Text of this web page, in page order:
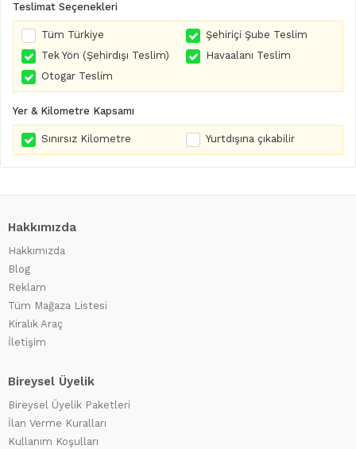
Teslimat Seçenekleri
Tüm Türkiye
Şehiriçi Şube Teslim
Tek Yön (Şehirdışı Teslim)
Havaalanı Teslim
Otogar Teslim
Yer & Kilometre Kapsamı
Sınırsız Kilometre Yurtdışına çıkabilir
Hakkımızda
Hakkımızda
Blog
Reklam
Tüm Mağaza Listesi
Kiralık Araç
İletişim
Bireysel Üyelik
Bireysel Üyelik Paketleri
İlan Verme Kuralları
Kullanım Koşulları